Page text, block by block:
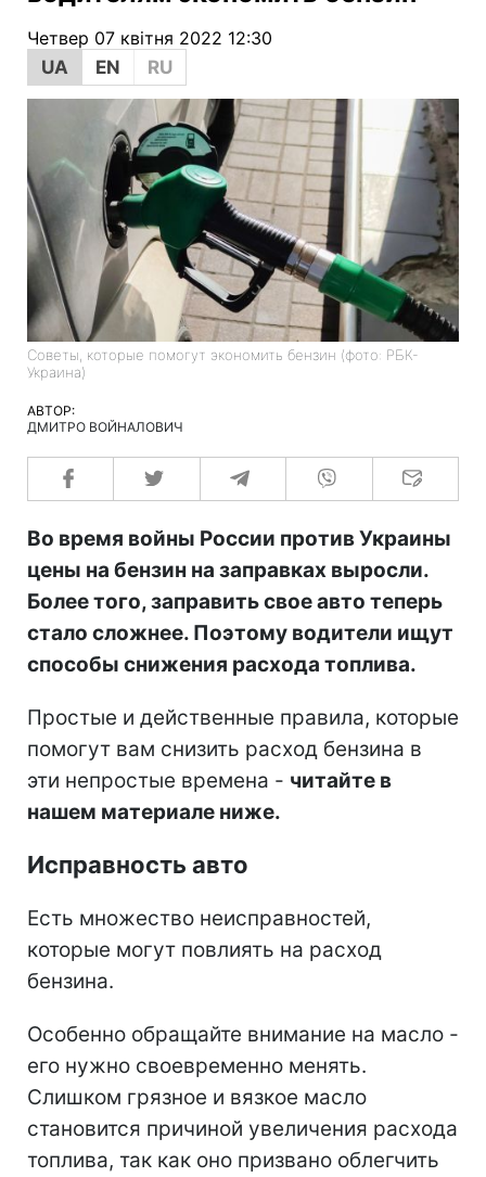
Четвер 07 квітня 2022 12:30
UA
EN RU
Советы, которые помогут экономить бензин (фото: РБК-
Украина)
АВТОР:
ДМИТРО ВОЙНАЛОВИЧ
Во время войны России против Украины
цены на бензин на заправках выросли.
Более того, заправить свое авто теперь
стало сложнее. Поэтому водители ищут
способы снижения расхода топлива.
Простые и действенные правила, которые
помогут вам снизить расход бензина в
эти непростые времена - читайте в
нашем материале ниже.
Исправность авто
Есть множество неисправностей,
которые могут повлиять на расход
бензина.
Особенно обращайте внимание на масло -
его нужно своевременно менять.
Слишком грязное и вязкое масло
становится причиной увеличения расхода
топлива, так как оно призвано облегчить